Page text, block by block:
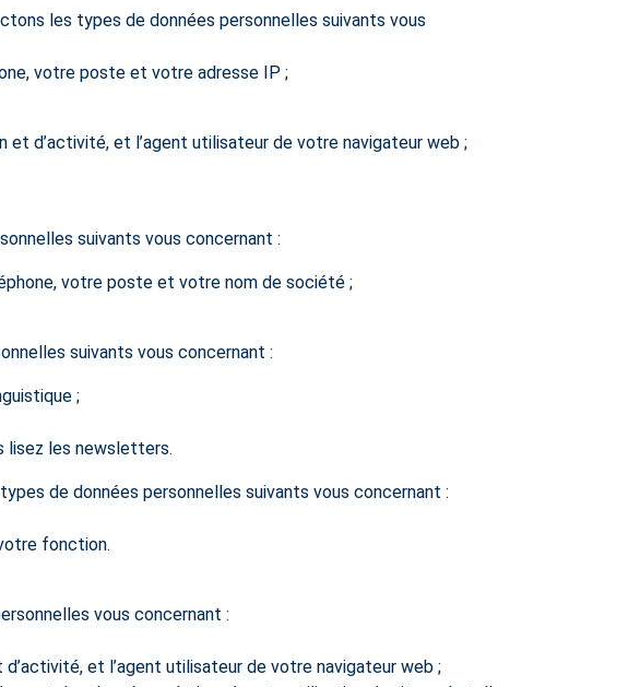
les types de données personnelles suivants vous
votre poste et votre adresse IP ;
et d’activité, et l’agent utilisateur de votre navigateur web ;
suivants vous concernant :
votre poste et votre nom de société ;
suivants vous concernant :
;
lisez les newsletters.
de données personnelles suivants vous concernant :
fonction.
vous concernant :
et l’agent utilisateur de votre navigateur web ;